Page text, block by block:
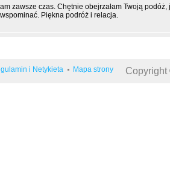
zawsze czas. Chętnie obejrzałam Twoją podóż,
Piękna podróż i relacja.
i Netykieta Mapa strony